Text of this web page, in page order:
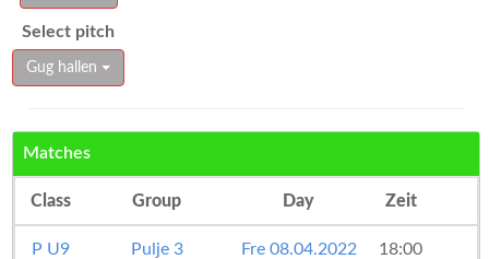
Select pitch
Gug hallen
Matches
Class Group Day Zeit
P U9 Pulje 3 Fre 08.04.2022 18:00